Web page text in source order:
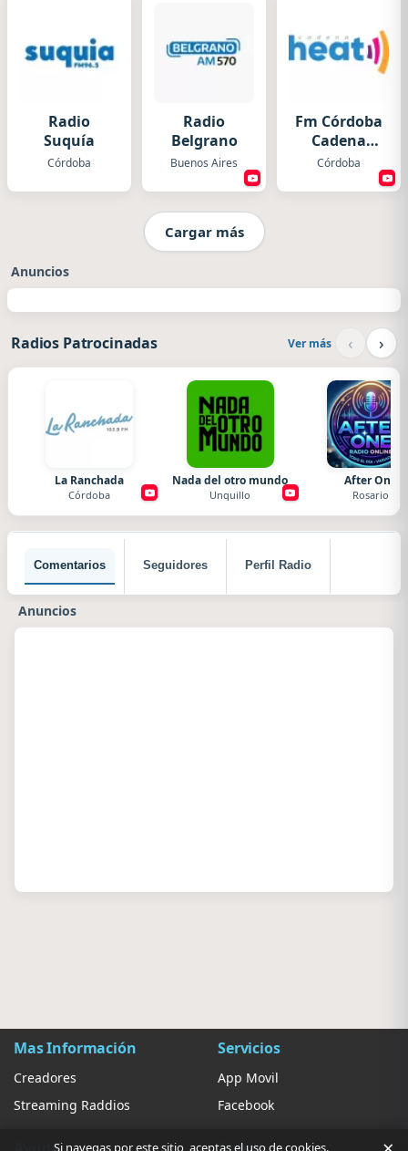
Radio
Suquía
Córdoba
Radio
Belgrano
Buenos Aires
Fm Córdoba
Cadena
Heat
Córdoba
Cargar más
Anuncios
Radios Patrocinadas Ver más ‹ ›
La Ranchada
Córdoba
Nada del otro mundo
Unquillo
After One
Rosario
Comentarios Seguidores Perfil Radio
Anuncios
Mas Información
Creadores
Streaming Raddios
Servicios
App Movil
Facebook
Si navegas por este sitio, aceptas el uso de cookies.